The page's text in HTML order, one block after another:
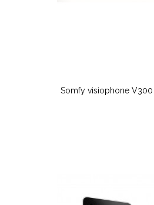
Somfy visiophone V300